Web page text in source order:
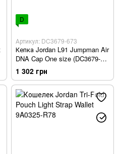
D
Артикул: DC3679-673
Кепка Jordan L91 Jumpman Air
DNA Cap One size (DC3679-
673)
1 302 грн